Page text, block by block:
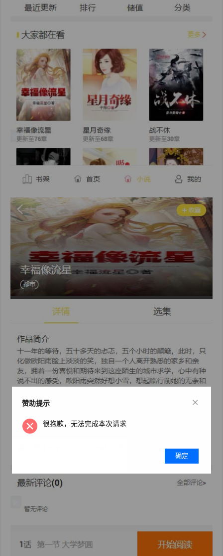
赞助提示 ×
很抱歉，无法完成本次请求
确定